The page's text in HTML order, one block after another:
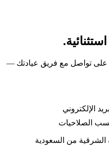
على تواصل مع فريق عيادتك —
الإلكتروني
الصلاحيات